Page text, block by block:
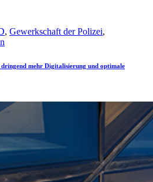
, Gewerkschaft der Polizei,
mehr Digitalisierung und optimale